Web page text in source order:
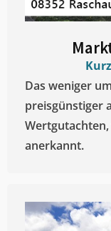
Das weniger
preisgünstiger
anerkannt.